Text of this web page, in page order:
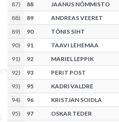
87) 88 JAANUS NÕMMISTO
88) 89 ANDREAS VEERET
89) 90 TÕNIS SIHT
90) 91 TAAVI LEHEMAA
91) 92 MARIEL LEPPIK
92) 93 PERIT POST
93) 95 KADRI VALDRE
94) 96 KRISTJAN SOIDLA
95) 97 OSKAR TEDER